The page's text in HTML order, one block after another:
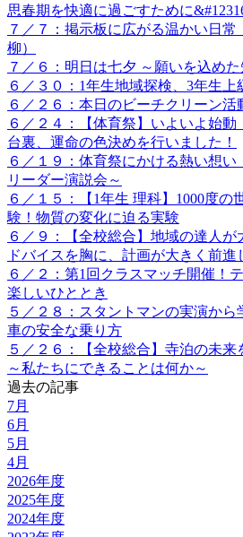
思春期を快適に過ごすために
７／７：掲示板に広がる温かい日常
柳）
７／６：明日は七夕 ～願いを込めた
６／３０：1年生地域探検、3年生上
６／２６：本日のビーチクリーン活
６／２４：【体育祭】いよいよ始動
台裏、運命の色決めを行いました！
６／１９：体育祭にかける熱い想
リーダー演説会～
６／１５：【1年生 理科】1000度の
験！物質の変化に迫る実験
６／９：【全校総合】地域の達人が
ドバイスを胸に、計画が大きく前進
６／２：第1回クラスマッチ開催！
楽しいひととき
５／２８：スタントマンの実演から
車の安全な乗り方
５／２６：【全校総合】寺泊の未来
～私たちにできることは何か～
過去の記事
7月
6月
5月
4月
2026年度
2025年度
2024年度